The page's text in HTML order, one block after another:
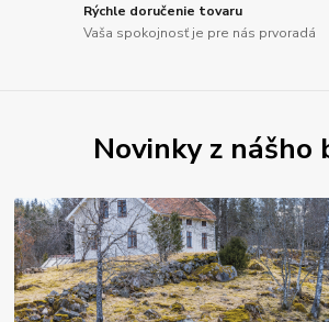
Rýchle doručenie tovaru
Vaša spokojnosť je pre nás prvoradá
Novinky z nášho